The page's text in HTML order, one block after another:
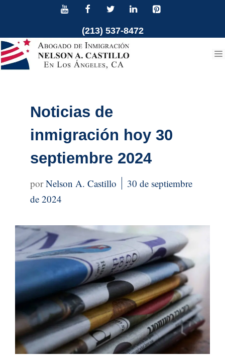
contenido
(213) 537-8472
Noticias de
inmigración hoy 30
septiembre 2024
Nelson A. Castillo
30 de septiembre
de 2024